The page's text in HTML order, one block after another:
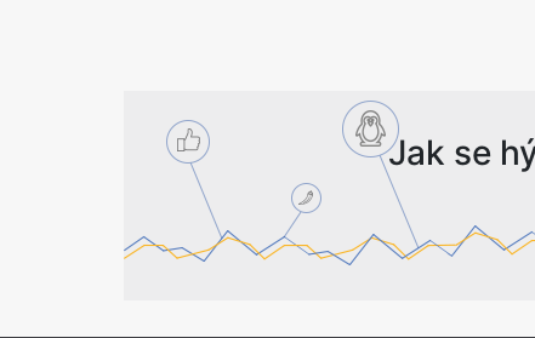
Jak se